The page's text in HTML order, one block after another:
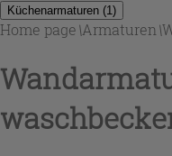
Küchenarmaturen (1)
Home page\Armaturen \